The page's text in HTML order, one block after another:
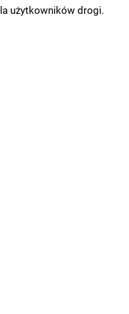
użytkowników drogi.